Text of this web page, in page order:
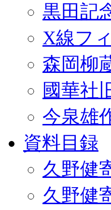
黒田記
X線フ
森岡柳
國華社
今泉雄
資料目録
久野健
久野健